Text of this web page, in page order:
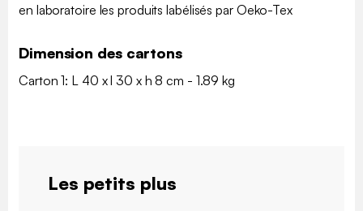
en laboratoire les produits labélisés par Oeko-Tex
Dimension des cartons
Carton 1: L 40 x l 30 x h 8 cm - 1.89 kg
Les petits plus